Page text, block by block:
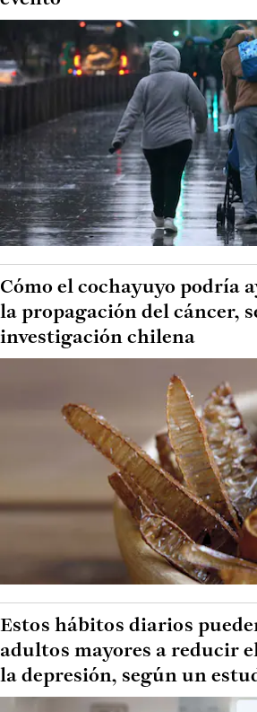
Cómo el cochayuyo podría
la propagación del cáncer,
investigación chilena
Estos hábitos diarios
adultos mayores a reducir
la depresión, según un